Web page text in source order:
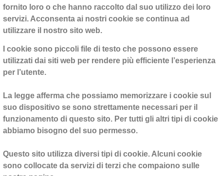
fornito loro o che hanno raccolto dal suo utilizzo dei loro
servizi. Acconsenta ai nostri cookie se continua ad
utilizzare il nostro sito web.
I cookie sono piccoli file di testo che possono essere
utilizzati dai siti web per rendere più efficiente l’esperienza
per l’utente.
La legge afferma che possiamo memorizzare i cookie sul
suo dispositivo se sono strettamente necessari per il
funzionamento di questo sito. Per tutti gli altri tipi di cookie
abbiamo bisogno del suo permesso.
Questo sito utilizza diversi tipi di cookie. Alcuni cookie
sono collocate da servizi di terzi che compaiono sulle